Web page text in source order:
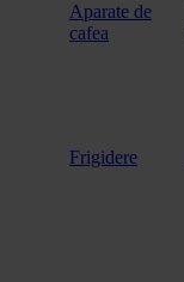
Aparate de
cafea
Frigidere